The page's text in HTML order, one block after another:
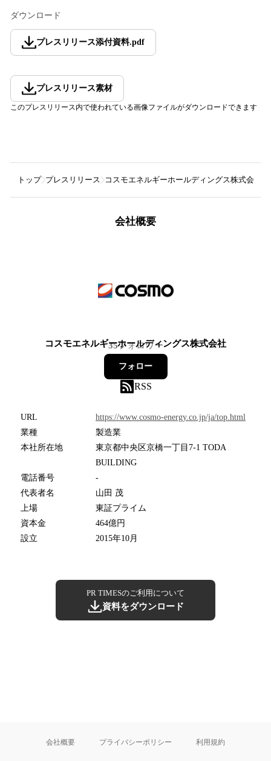
ダウンロード
プレスリリース添付資料.pdf
プレスリリース素材
このプレスリリース内で使われている画像ファイルがダウンロードできます
トップ プレスリリース コスモエネルギーホールディングス株式会社
会社概要
コスモエネルギーホールディングス株式会社
35フォロワー
フォロー
RSS
URL
https://www.cosmo-energy.co.jp/ja/top.html
業種
製造業
本社所在地
東京都中央区京橋一丁目7-1 TODA
BUILDING
電話番号
-
代表者名
山田 茂
上場
東証プライム
資本金
464億円
設立
2015年10月
PR TIMESのご利用について
資料をダウンロード
会社概要 プライバシーポリシー 利用規約